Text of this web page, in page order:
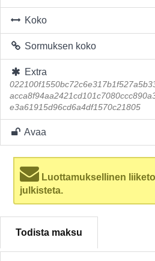
Koko
Sormuksen koko
Extra
e3a61915d96cd6a4df1570c21805
Avaa
Luottamuksellinen
julkisteta.
Todista maksu